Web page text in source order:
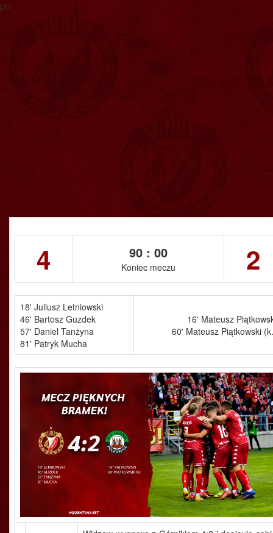
pt>
4 90 : 00
Koniec meczu 2
18' Juliusz Letniowski
46' Bartosz Guzdek
57' Daniel Tanżyna
81' Patryk Mucha
16' Mateusz
60' Mateusz Piątkowski